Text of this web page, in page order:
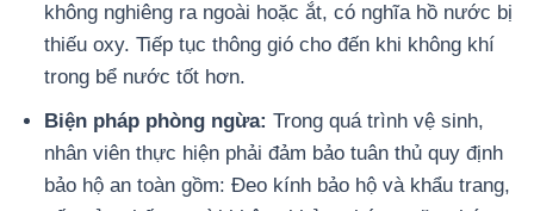
không nghiêng ra ngoài hoặc ắt, có nghĩa hồ nước bị
thiếu oxy. Tiếp tục thông gió cho đến khi không khí
trong bể nước tốt hơn.
Biện pháp phòng ngừa: Trong quá trình vệ sinh,
nhân viên thực hiện phải đảm bảo tuân thủ quy định
bảo hộ an toàn gồm: Đeo kính bảo hộ và khẩu trang,